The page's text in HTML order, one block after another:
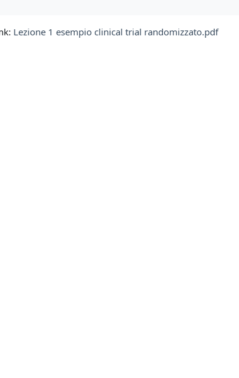
Lezione 1 esempio clinical trial randomizzato.pdf